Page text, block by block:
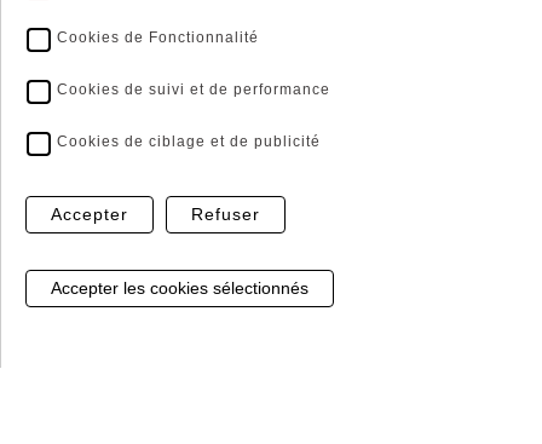
SUPPORT MURAL 3 TROUS INOX 304 - Plat
0401581
13.32 €
TTC / UNITE
Voir le produit
Cookies de Fonctionnalité
Cookies de suivi et de performance
Cookies de ciblage et de publicité
Accepter Refuser